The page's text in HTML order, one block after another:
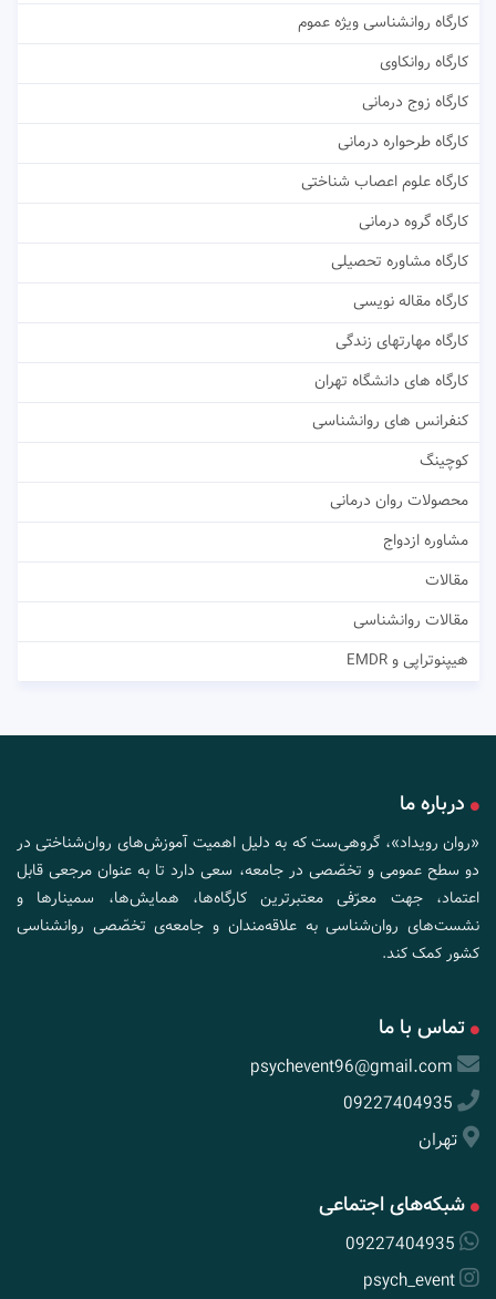
کارگاه روانشناسی ویژه عموم
کارگاه روانکاوی
کارگاه زوج درمانی
کارگاه طرحواره درمانی
کارگاه علوم اعصاب شناختی
کارگاه گروه درمانی
کارگاه مشاوره تحصیلی
کارگاه مقاله نویسی
کارگاه مهارتهای زندگی
کارگاه های دانشگاه تهران
کنفرانس های روانشناسی
کوچینگ
محصولات روان درمانی
مشاوره ازدواج
مقالات
مقالات روانشناسی
هیپنوتراپی و EMDR
درباره ما
«روان رویداد»، گروهی‌ست که به دلیل اهمیت آموزش‌های روان‌شناختی در
دو سطح عمومی و تخصّصی در جامعه، سعی دارد تا به عنوان مرجعی قابل
اعتماد، جهت معرّفی معتبرترین کارگاه‌ها، همایش‌ها، سمینارها و
نشست‌های روان‌شناسی به علاقه‌مندان و جامعه‌ی تخصّصی روانشناسی
کشور کمک کند.
تماس با ما
psychevent96@gmail.com
09227404935
تهران
شبکه‌های اجتماعی
09227404935
psych_event